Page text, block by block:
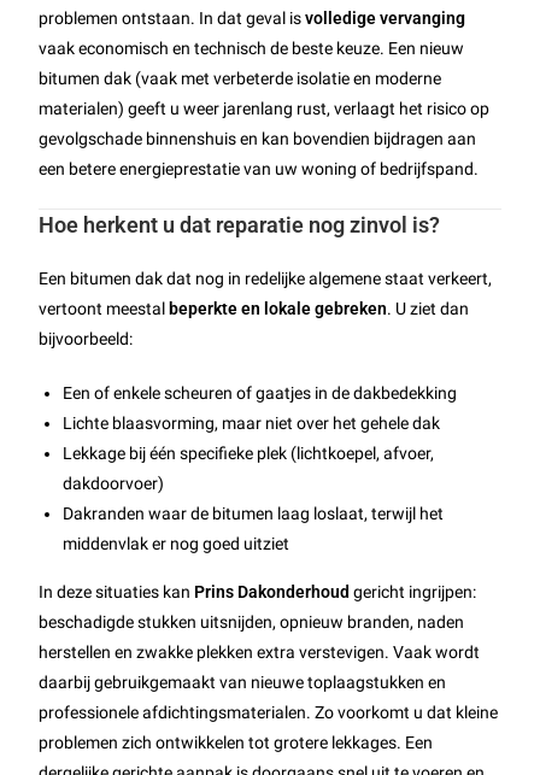
problemen ontstaan. In dat geval isvolledige vervanging
vaak economisch en technisch de beste keuze. Een nieuw
bitumen dak (vaak met verbeterde isolatie en moderne
materialen) geeft u weer jarenlang rust, verlaagt het risico op
gevolgschade binnenshuis en kan bovendien bijdragen aan
een betere energieprestatie van uw woning of bedrijfspand.
Hoe herkent u dat reparatie nog zinvol is?
Een bitumen dak dat nog in redelijke algemene staat verkeert,
vertoont meestal beperkte en lokale gebreken. U ziet dan
bijvoorbeeld:
Een of enkele scheuren of gaatjes in de dakbedekking
Lichte blaasvorming, maar niet over het gehele dak
Lekkage bij één specifieke plek (lichtkoepel, afvoer,
dakdoorvoer)
Dakranden waar de bitumen laag loslaat, terwijl het
middenvlak er nog goed uitziet
In deze situaties kan Prins Dakonderhoud gericht ingrijpen:
beschadigde stukken uitsnijden, opnieuw branden, naden
herstellen en zwakke plekken extra verstevigen. Vaak wordt
daarbij gebruikgemaakt van nieuwe toplaagstukken en
professionele afdichtingsmaterialen. Zo voorkomt u dat kleine
problemen zich ontwikkelen tot grotere lekkages. Een